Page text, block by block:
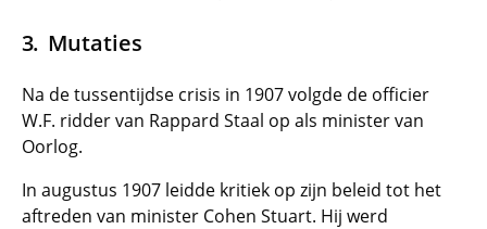
Mutaties
Na de tussentijdse crisis in 1907 volgde de officier
W.F. ridder van Rappard Staal op als minister van
Oorlog.
In augustus 1907 leidde kritiek op zijn beleid tot het
aftreden van minister Cohen Stuart. Hij werd